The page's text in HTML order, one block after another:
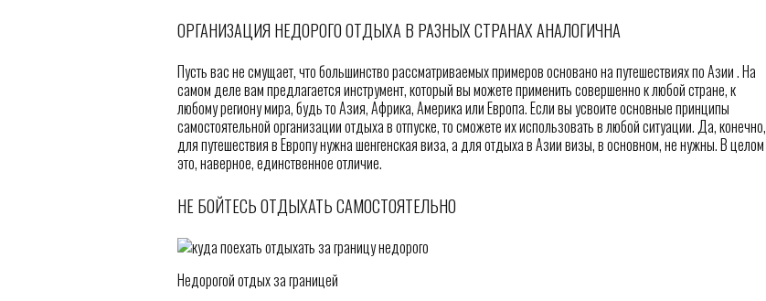
ОРГАНИЗАЦИЯ НЕДОРОГО ОТДЫХА В РАЗНЫХ СТРАНАХ АНАЛОГИЧНА
Пусть вас не смущает, что большинство рассматриваемых примеров основано на путешествиях по Азии . На
самом деле вам предлагается инструмент, который вы можете применить совершенно к любой стране, к
любому региону мира, будь то Азия, Африка, Америка или Европа. Если вы усвоите основные принципы
самостоятельной организации отдыха в отпуске, то сможете их использовать в любой ситуации. Да, конечно,
для путешествия в Европу нужна шенгенская виза, а для отдыха в Азии визы, в основном, не нужны. В целом
это, наверное, единственное отличие.
НЕ БОЙТЕСЬ ОТДЫХАТЬ САМОСТОЯТЕЛЬНО
Недорогой отдых за границей